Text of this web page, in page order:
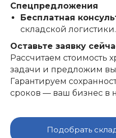
Спецпредложения
Бесплатная
складской логистики.
Оставьте заявку
Рассчитаем стоимость
задачи и предложим
Гарантируем
сроков — ваш бизнес в
Подобрать